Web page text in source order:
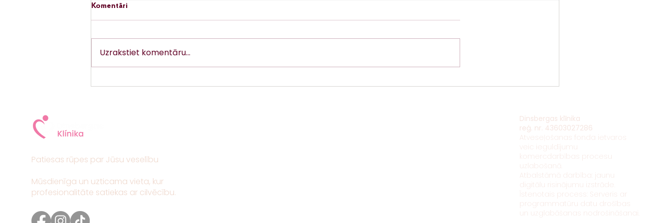
Komentāri
Uzrakstiet komentāru...
Patiesas rūpes par Jūsu veselību
Mūsdienīga un uzticama vieta, kur
profesionalitāte satiekas ar cilvēcību.
Dinsbergas klīnika
reģ. nr. 43603027286
Atveseļošanas fonda ietvaros
veic ieguldījumu
komercdarbības procesu
uzlabošanā.
Atbalstāmā darbība: jaunu
digitālu risinājumu izstrāde.
Īstenotais process: Serveris ar
programmatūru datu drošības
un uzglabāšanas nodrošināšanai.